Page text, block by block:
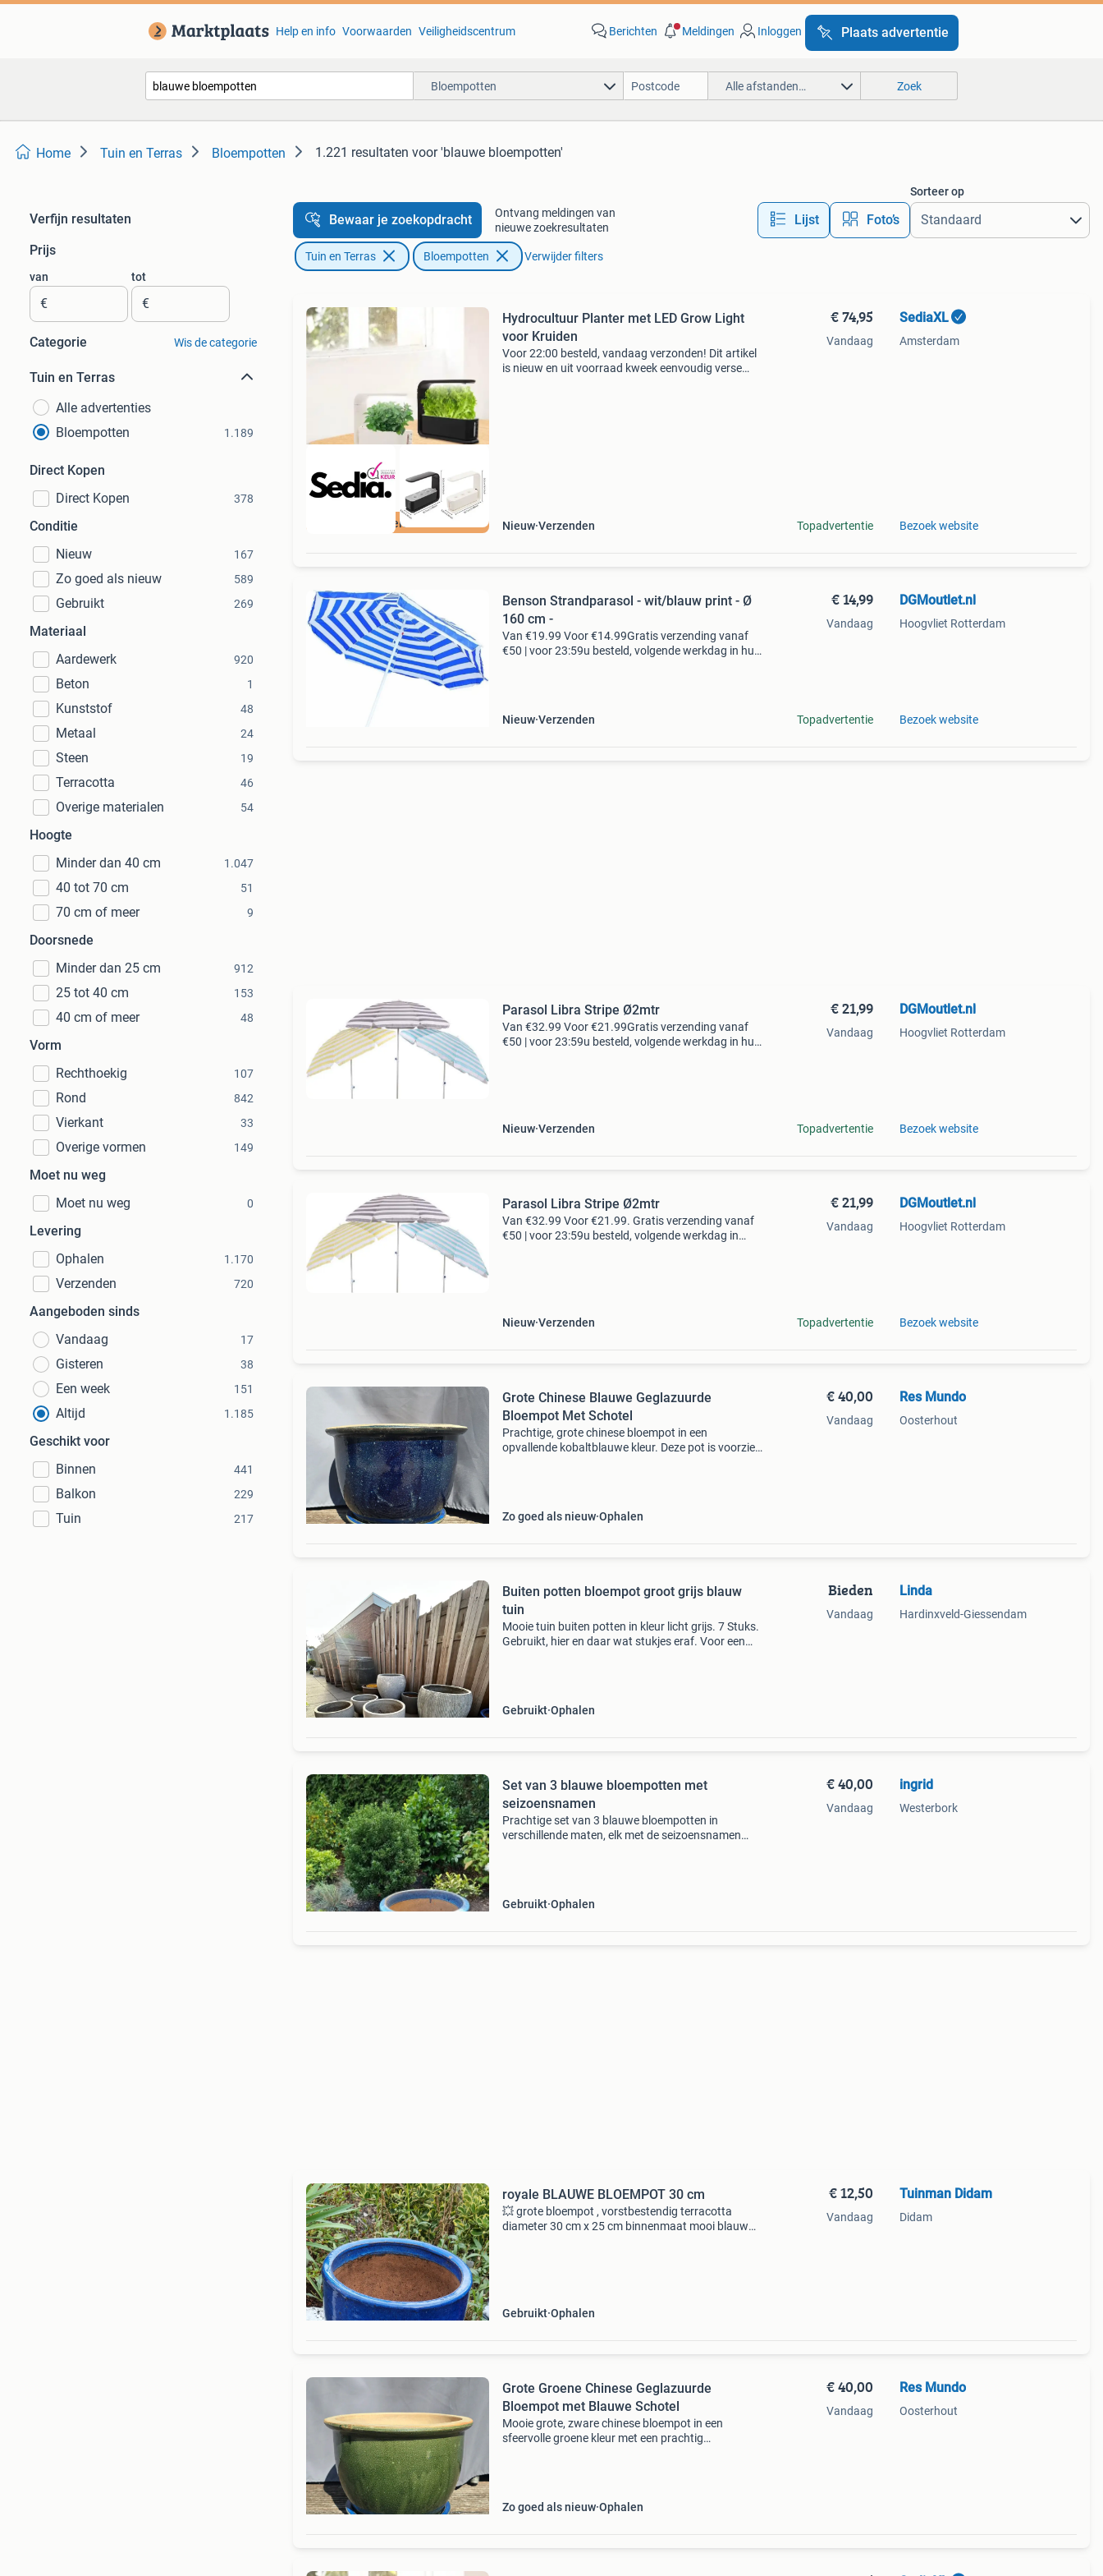
Help en info Voorwaarden Veiligheidscentrum Berichten Meldingen Inloggen Plaats advertentie
Bloempotten Alle afstanden… Zoek
Home Tuin en Terras Bloempotten 1.221 resultaten voor 'blauwe bloempotten'
Verfijn resultaten
Prijs
van
€
tot
€
Categorie Wis de categorie
Tuin en Terras
Alle advertenties
Bloempotten
1.189
Direct Kopen
Direct Kopen
378
Conditie
Nieuw
167
Zo goed als nieuw 589
Gebruikt 269
Materiaal
Aardewerk
920
Beton 1
Kunststof 48
Metaal 24
Steen 19
Terracotta 46
Overige materialen 54
Hoogte
Minder dan 40 cm
1.047
40 tot 70 cm 51
70 cm of meer 9
Doorsnede
Minder dan 25 cm
912
25 tot 40 cm 153
40 cm of meer 48
Vorm
Rechthoekig
107
Rond 842
Vierkant 33
Overige vormen 149
Moet nu weg
Moet nu weg
0
Levering
Ophalen
1.170
Verzenden 720
Aangeboden sinds
Vandaag
17
Gisteren 38
Een week 151
Altijd 1.185
Geschikt voor
Binnen
441
Balkon 229
Tuin 217
Bewaar je zoekopdracht
Ontvang meldingen van
nieuwe zoekresultaten
Lijst Foto’s
Sorteer op
Tuin en Terras Bloempotten Verwijder filters
Beoordeeld met 9+
Hydrocultuur Planter met LED Grow Light
voor Kruiden
Voor 22:00 besteld, vandaag verzonden! Dit artikel
is nieuw en uit voorraad kweek eenvoudig verse
Nieuw Verzenden
€ 74,95
Vandaag
Topadvertentie
SediaXL
Amsterdam
Bezoek website
Benson Strandparasol - wit/blauw print - Ø
160 cm -
Van €19.99 Voor €14.99Gratis verzending vanaf
€50 | voor 23:59u besteld, volgende werkdag in huis
Nieuw Verzenden
€ 14,99
Vandaag
Topadvertentie
DGMoutlet.nl
Hoogvliet Rotterdam
Bezoek website
Parasol Libra Stripe Ø2mtr
Van €32.99 Voor €21.99Gratis verzending vanaf
€50 | voor 23:59u besteld, volgende werkdag in huis
Nieuw Verzenden
€ 21,99
Vandaag
Topadvertentie
DGMoutlet.nl
Hoogvliet Rotterdam
Bezoek website
Parasol Libra Stripe Ø2mtr
Van €32.99 Voor €21.99. Gratis verzending vanaf
€50 | voor 23:59u besteld, volgende werkdag in
Nieuw Verzenden
€ 21,99
Vandaag
Topadvertentie
DGMoutlet.nl
Hoogvliet Rotterdam
Bezoek website
Grote Chinese Blauwe Geglazuurde
Bloempot Met Schotel
Prachtige, grote chinese bloempot in een
opvallende kobaltblauwe kleur. Deze pot is voorzien
Zo goed als nieuw Ophalen
€ 40,00
Vandaag
Res Mundo
Oosterhout
Buiten potten bloempot groot grijs blauw
tuin
Mooie tuin buiten potten in kleur licht grijs. 7 Stuks.
Gebruikt, hier en daar wat stukjes eraf. Voor een
Gebruikt Ophalen
Bieden
Vandaag
Linda
Hardinxveld-Giessendam
Set van 3 blauwe bloempotten met
seizoensnamen
Prachtige set van 3 blauwe bloempotten in
verschillende maten, elk met de seizoensnamen
Gebruikt Ophalen
€ 40,00
Vandaag
ingrid
Westerbork
royale BLAUWE BLOEMPOT 30 cm
💥 grote bloempot , vorstbestendig terracotta
diameter 30 cm x 25 cm binnenmaat mooi blauw
Gebruikt Ophalen
€ 12,50
Vandaag
Tuinman Didam
Didam
Grote Groene Chinese Geglazuurde
Bloempot met Blauwe Schotel
Mooie grote, zware chinese bloempot in een
sfeervolle groene kleur met een prachtig
Zo goed als nieuw Ophalen
€ 40,00
Vandaag
Res Mundo
Oosterhout